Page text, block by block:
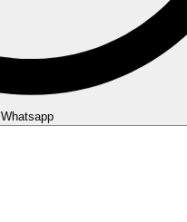
Whatsapp